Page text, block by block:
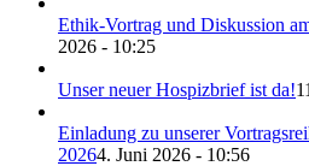
Ethik-Vortrag und Diskussion
2026 - 10:25
Unser neuer Hospizbrief ist da!
Einladung zu unserer
20264. Juni 2026 - 10:56